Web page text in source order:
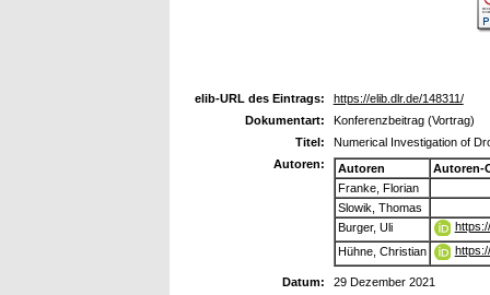
elib-URL des Eintrags:
https://elib.dlr.de/148311/
Dokumentart:
Konferenzbeitrag (Vortrag)
Titel:
Numerical Investigation of
Autoren:
Autoren
Autoren-
Franke, Florian
Slowik, Thomas
Burger, Uli
Hühne, Christian
Datum:
29 Dezember 2021